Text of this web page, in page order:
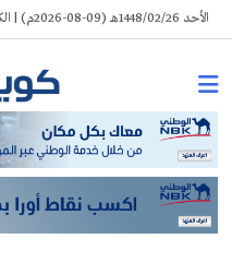
Skip
to
الأحد 1448/02/26هـ (09-08-2026م) | الكويت